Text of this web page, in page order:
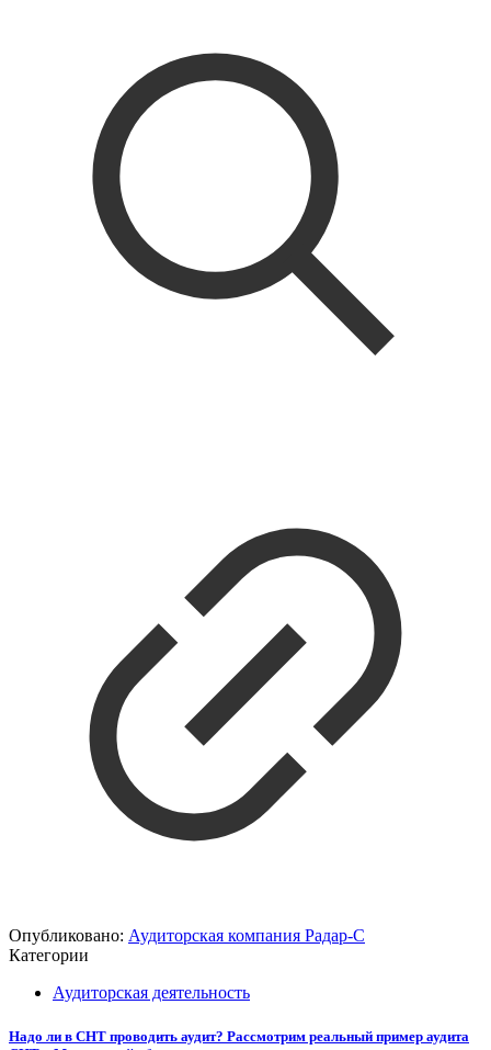
Опубликовано: Аудиторская компания Радар-С
Категории
Аудиторская деятельность
Надо ли в СНТ проводить аудит? Рассмотрим реальный пример аудита